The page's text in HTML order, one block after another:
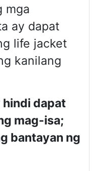
mga
ay dapat
life jacket
kanilang
hindi dapat
mag-isa;
bantayan ng